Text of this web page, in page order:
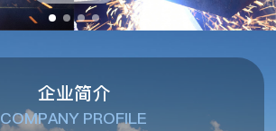
企业简介
COMPANY PROFILE